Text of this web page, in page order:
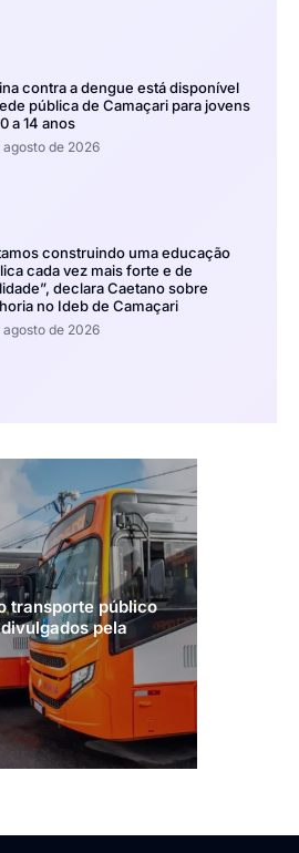
contra a dengue está disponível
pública de Camaçari para jovens
a 14 anos
agosto de 2026
construindo uma educação
cada vez mais forte e de
declara Caetano sobre
no Ideb de Camaçari
agosto de 2026
transporte público
pela